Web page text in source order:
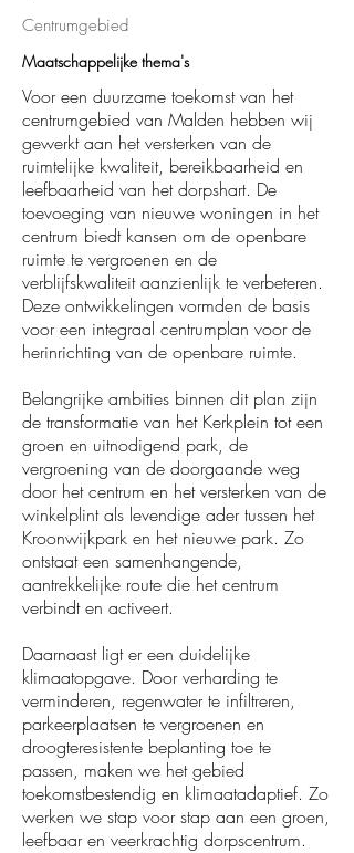
Centrumgebied
Maatschappelijke thema's
Voor een duurzame toekomst van het
centrumgebied van Malden hebben wij
gewerkt aan het versterken van de
ruimtelijke kwaliteit, bereikbaarheid en
leefbaarheid van het dorpshart. De
toevoeging van nieuwe woningen in het
centrum biedt kansen om de openbare
ruimte te vergroenen en de
verblijfskwaliteit aanzienlijk te verbeteren.
Deze ontwikkelingen vormden de basis
voor een integraal centrumplan voor de
herinrichting van de openbare ruimte.
Belangrijke ambities binnen dit plan zijn
de transformatie van het Kerkplein tot een
groen en uitnodigend park, de
vergroening van de doorgaande weg
door het centrum en het versterken van de
winkelplint als levendige ader tussen het
Kroonwijkpark en het nieuwe park. Zo
ontstaat een samenhangende,
aantrekkelijke route die het centrum
verbindt en activeert.
Daarnaast ligt er een duidelijke
klimaatopgave. Door verharding te
verminderen, regenwater te infiltreren,
parkeerplaatsen te vergroenen en
droogteresistente beplanting toe te
passen, maken we het gebied
toekomstbestendig en klimaatadaptief. Zo
werken we stap voor stap aan een groen,
leefbaar en veerkrachtig dorpscentrum.